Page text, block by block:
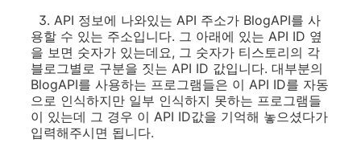
3. API 정보에 나와있는 API 주소가 BlogAPI를 사
용할 수 있는 주소입니다. 그 아래에 있는 API ID 옆
을 보면 숫자가 있는데요, 그 숫자가 티스토리의 각
블로그별로 구분을 짓는 API ID 값입니다. 대부분의
BlogAPI를 사용하는 프로그램들은 이 API ID를 자동
으로 인식하지만 일부 인식하지 못하는 프로그램들
이 있는데 그 경우 이 API ID값을 기억해 놓으셨다가
입력해주시면 됩니다.